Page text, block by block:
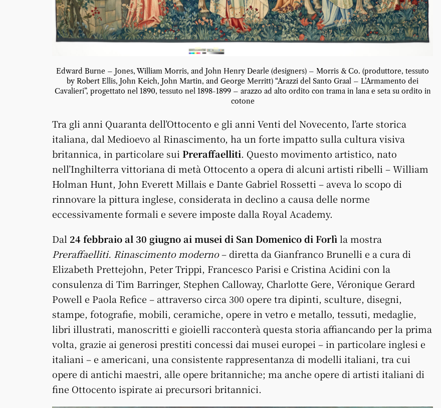
Edward Burne – Jones, William Morris, and John Henry Dearle (designers) – Morris & Co. (produttore, tessuto
by Robert Ellis, John Keich, John Martin, and George Merritt) “Arazzi del Santo Graal – L’Armamento dei
Cavalieri”, progettato nel 1890, tessuto nel 1898-1899 – arazzo ad alto ordito con trama in lana e seta su ordito in
cotone
Tra gli anni Quaranta dell’Ottocento e gli anni Venti del Novecento, l’arte storica
italiana, dal Medioevo al Rinascimento, ha un forte impatto sulla cultura visiva
britannica, in particolare sui Preraffaelliti. Questo movimento artistico, nato
nell’Inghilterra vittoriana di metà Ottocento a opera di alcuni artisti ribelli – William
Holman Hunt, John Everett Millais e Dante Gabriel Rossetti – aveva lo scopo di
rinnovare la pittura inglese, considerata in declino a causa delle norme
eccessivamente formali e severe imposte dalla Royal Academy.
Dal 24 febbraio al 30 giugno ai musei di San Domenico di Forlì la mostra
Preraffaelliti. Rinascimento moderno– diretta da Gianfranco Brunelli e a cura di
Elizabeth Prettejohn, Peter Trippi, Francesco Parisi e Cristina Acidini con la
consulenza di Tim Barringer, Stephen Calloway, Charlotte Gere, Véronique Gerard
Powell e Paola Refice – attraverso circa 300 opere tra dipinti, sculture, disegni,
stampe, fotografie, mobili, ceramiche, opere in vetro e metallo, tessuti, medaglie,
libri illustrati, manoscritti e gioielli racconterà questa storia affiancando per la prima
volta, grazie ai generosi prestiti concessi dai musei europei – in particolare inglesi e
italiani – e americani, una consistente rappresentanza di modelli italiani, tra cui
opere di antichi maestri, alle opere britanniche; ma anche opere di artisti italiani di
fine Ottocento ispirate ai precursori britannici.